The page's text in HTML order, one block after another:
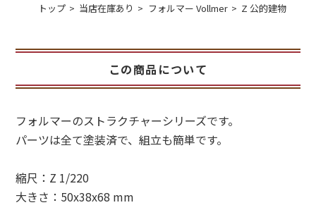
トップ
当店在庫あり フォルマー Vollmer Z 公的建物
この商品について
フォルマーのストラクチャーシリーズです。
パーツは全て塗装済で、組立も簡単です。
縮尺：Z 1/220
大きさ：50x38x68 mm